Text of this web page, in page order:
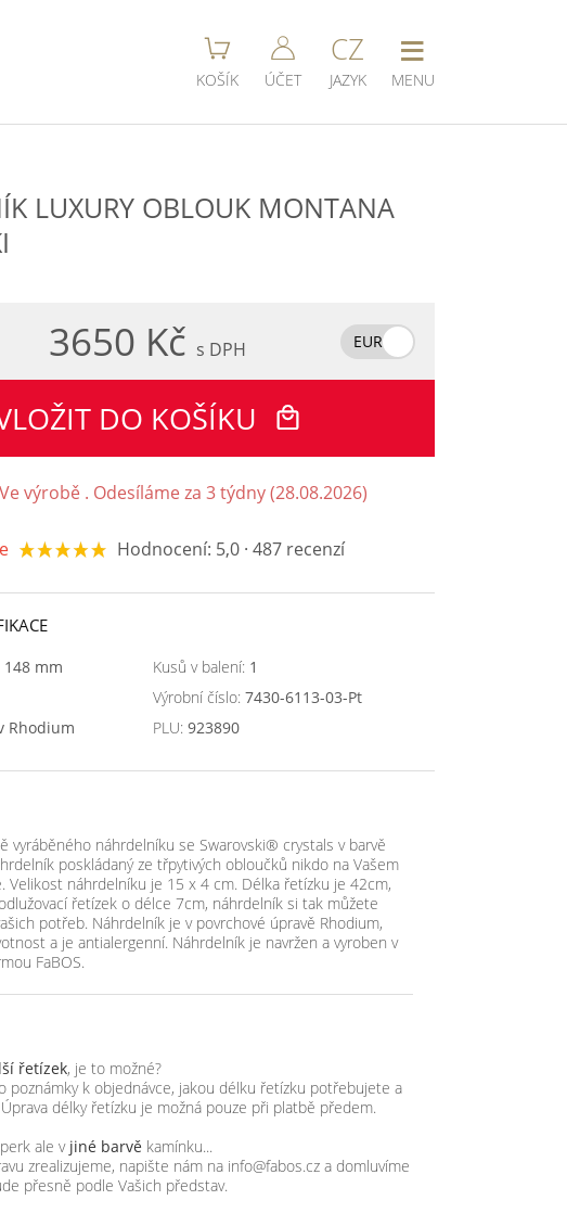
KOŠÍK ÚČET
CZ
JAZYK
≡
MENU
LUXURY OBLOUK MONTANA
3650 Kč s DPH EUR
DO KOŠÍKU
Ve výrobě . Odesíláme za 3 týdny (28.08.2026)
e Hodnocení: 5,0 · 487 recenzí
mm
Rhodium
Kusů v balení: 1
Výrobní číslo: 7430-6113-03-Pt
PLU: 923890
vyráběného náhrdelníku se Swarovski® crystals v barvě
poskládaný ze třpytivých obloučků nikdo na Vašem
Velikost náhrdelníku je 15 x 4 cm. Délka řetízku je 42cm,
řetízek o délce 7cm, náhrdelník si tak můžete
potřeb. Náhrdelník je v povrchové úpravě Rhodium,
a je antialergenní. Náhrdelník je navržen a vyroben v
FaBOS.
řetízek, je to možné?
poznámky k objednávce, jakou délku řetízku potřebujete a
délky řetízku je možná pouze při platbě předem.
ale v jiné barvě kamínku...
zrealizujeme, napište nám na info@fabos.cz a domluvíme
přesně podle Vašich představ.